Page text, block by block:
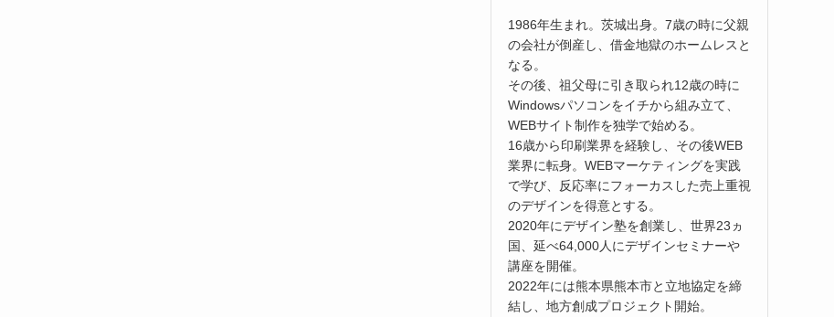
1986年生まれ。茨城出身。7歳の時に父親
の会社が倒産し、借金地獄のホームレスと
なる。
その後、祖父母に引き取られ12歳の時に
Windowsパソコンをイチから組み立て、
WEBサイト制作を独学で始める。
16歳から印刷業界を経験し、その後WEB
業界に転身。WEBマーケティングを実践
で学び、反応率にフォーカスした売上重視
のデザインを得意とする。
2020年にデザイン塾を創業し、世界23ヵ
国、延べ64,000人にデザインセミナーや
講座を開催。
2022年には熊本県熊本市と立地協定を締
結し、地方創成プロジェクト開始。